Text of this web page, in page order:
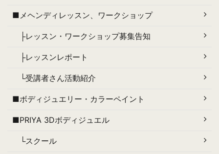
■メヘンディレッスン、ワークショップ
├レッスン・ワークショップ募集告知
├レッスンレポート
└受講者さん活動紹介
■ボディジュエリー・カラーペイント
■PRIYA 3Dボディジュエル
└スクール